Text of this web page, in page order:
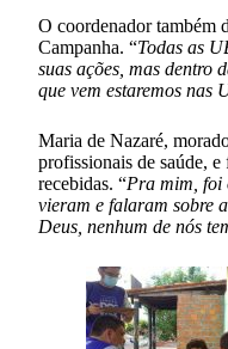
O coordenador também
Campanha. “Todas as
suas ações, mas dentro
que vem estaremos nas
Maria de Nazaré,
profissionais de saúde,
recebidas. “Pra mim, foi
vieram e falaram sobre
Deus, nenhum de nós